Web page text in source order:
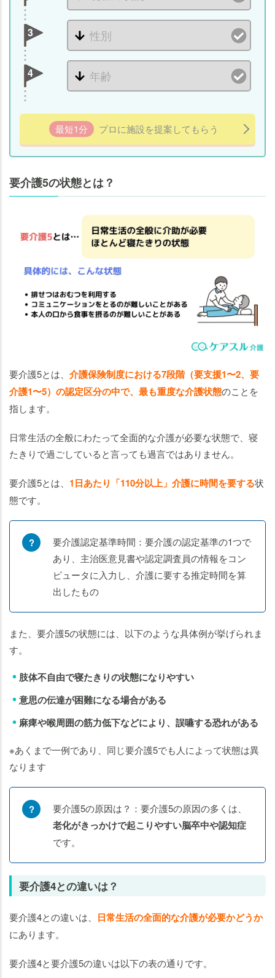
3
4
最短1分 プロに施設を提案してもらう
要介護5の状態とは？
要介護5とは、 介護保険制度における7段階（要支援1〜2、要
介護1〜5）の認定区分の中で、最も重度な介護状態のことを
指します。
日常生活の全般にわたって全面的な介護が必要な状態で、寝
たきりで過ごしていると言っても過言ではありません。
要介護5とは、 1日あたり「110分以上」介護に時間を要する状
態です。
要介護認定基準時間：要介護の認定基準の1つで
あり、主治医意見書や認定調査員の情報をコン
ピュータに入力し、介護に要する推定時間を算
出したもの
また、要介護5の状態には、以下のような具体例が挙げられま
す。
肢体不自由で寝たきりの状態になりやすい
意思の伝達が困難になる場合がある
麻痺や喉周囲の筋力低下などにより、誤嚥する恐れがある
※あくまで一例であり、同じ要介護5でも人によって状態は異
なります
要介護5の原因は？：要介護5の原因の多くは、
老化がきっかけで起こりやすい脳卒中や認知症
です。
要介護4との違いは？
要介護4との違いは、 日常生活の全面的な介護が必要かどうか
にあります。
要介護4と要介護5の違いは以下の表の通りです。